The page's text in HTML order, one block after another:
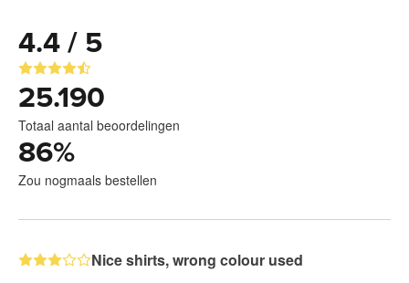
4.4 / 5
25.190
Totaal aantal beoordelingen
86%
Zou nogmaals bestellen
Nice shirts, wrong colour used